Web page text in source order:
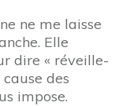
ne me laisse
Elle
dire « réveille-
des
impose.